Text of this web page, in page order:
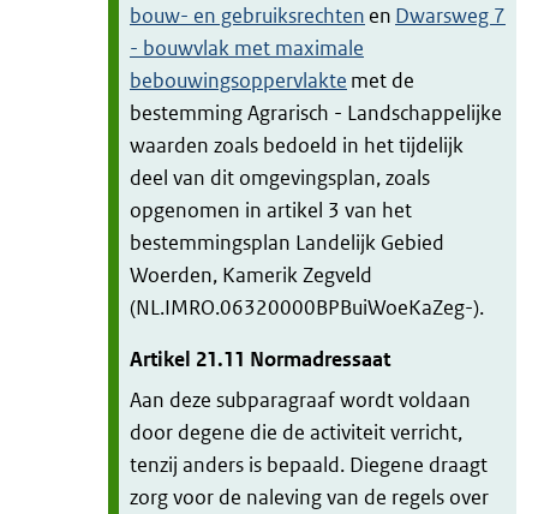
bouw- en gebruiksrechten en Dwarsweg 7
- bouwvlak met maximale
bebouwingsoppervlakte met de
bestemming Agrarisch - Landschappelijke
waarden zoals bedoeld in het tijdelijk
deel van dit omgevingsplan, zoals
opgenomen in artikel 3 van het
bestemmingsplan Landelijk Gebied
Woerden, Kamerik Zegveld
(NL.IMRO.06320000BPBuiWoeKaZeg-).
Artikel 21.11 Normadressaat
Aan deze subparagraaf wordt voldaan
door degene die de activiteit verricht,
tenzij anders is bepaald. Diegene draagt
zorg voor de naleving van de regels over